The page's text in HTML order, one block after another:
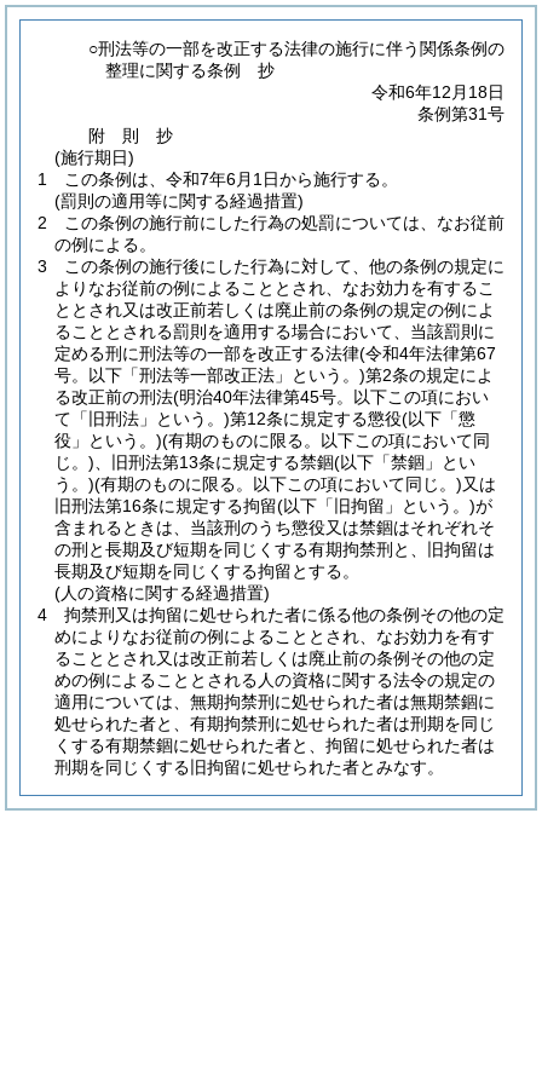
○刑法等の一部を改正する法律の施行に伴う関係条例の
整理に関する条例 抄
令和6年12月18日
条例第31号
附 則
抄
(施行期日)
1
この条例は、令和7年6月1日から施行する。
(罰則の適用等に関する経過措置)
2
この条例の施行前にした行為の処罰については、なお従前
の例による。
3
この条例の施行後にした行為に対して、他の条例の規定に
よりなお従前の例によることとされ、なお効力を有するこ
ととされ又は改正前若しくは廃止前の条例の規定の例によ
ることとされる罰則を適用する場合において、当該罰則に
定める刑に刑法等の一部を改正する法律(令和4年法律第67
号。以下「刑法等一部改正法」という。)第2条の規定によ
る改正前の刑法(明治40年法律第45号。以下この項におい
て「旧刑法」という。)第12条に規定する懲役(以下「懲
役」という。)(有期のものに限る。以下この項において同
じ。) 、旧刑法第13条に規定する禁錮(以下「禁錮」とい
う。)(有期のものに限る。以下この項において同じ。)又は
旧刑法第16条に規定する拘留(以下「旧拘留」という。)が
含まれるときは、当該刑のうち懲役又は禁錮はそれぞれそ
の刑と長期及び短期を同じくする有期拘禁刑と、旧拘留は
長期及び短期を同じくする拘留とする。
(人の資格に関する経過措置)
4
拘禁刑又は拘留に処せられた者に係る他の条例その他の定
めによりなお従前の例によることとされ、なお効力を有す
ることとされ又は改正前若しくは廃止前の条例その他の定
めの例によることとされる人の資格に関する法令の規定の
適用については、無期拘禁刑に処せられた者は無期禁錮に
処せられた者と、有期拘禁刑に処せられた者は刑期を同じ
くする有期禁錮に処せられた者と、拘留に処せられた者は
刑期を同じくする旧拘留に処せられた者とみなす。